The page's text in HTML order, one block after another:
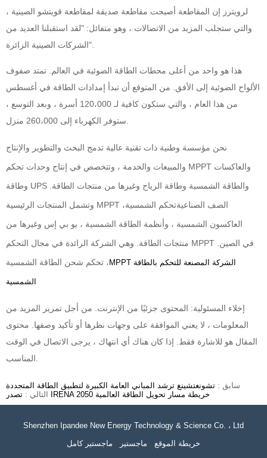
لرويترز إن المقاطعة أصبحت مقاطعة صديقة لمقاطعة قويتشو الصينية ،
والتي ستجلب المزيد من الاتصالات ، وهو متفائل: "لقد استقبلنا العديد من
الشركات الصينية الزائرة".
هذا هو واحد من أعلى محطات الطاقة الضوئية في العالم. تمتد صفوف
الألواح الضوئية إلى الأفق. من المتوقع أن تبدأ إمدادات الطاقة في أغسطس
من هذا العام ، والتي ستكون كافية لـ 120،000 أسرة ، وبعد التوسع ،
نحن مؤسسة وطنية ذات تقنية عالية تدمج البحث والتطوير والإنتاج
والمبيعات والخدمة ، وتتخصص في إنتاج وحدات تحكم MPPT والعاكسات
وطاقة UPS والطاقة الشمسية وطاقة الرياح وغيرها من منتجات الطاقة.
وتشمل المنتجات الرئيسية MPPT الصف الصناعيةتحكم الشمسية،
العاكسون الشمسية ، وأنظمة الطاقة الشمسية ، يو بي إس وغيرها من
منتجات الطاقة. وهي الشركة الرائدة في مجال التحكم MPPT في الصين.
تحكم شحن الطاقة الشمسية ، MPPT الشركة المصنعة للتحكم بالطاقة
الشمسية
إخلاء المسئولية: المحتوى جزئيًا من الإنترنت. من أجل تمرير المزيد من
المعلومات ، لا يعني الموافقة على وجهات نظرها أو تأكيد وصفها. محتوى
المقال هو للاشارة فقط. إذا كان هناك أي انتهاك ، يرجى الاتصال في الوقت
سابق : تشونغتشينغ ترشد المباني العامة الكبيرة لتطبيق الطاقة المتجددة
التالي :
تصدر IRENA 2050 خريطة مسار تحويل الطاقة العالمية
Shenzhen Ipandee New Energy Technology & Science Co. ، Ltd
خريطة الموقع
ماجستير ماجستير كامل